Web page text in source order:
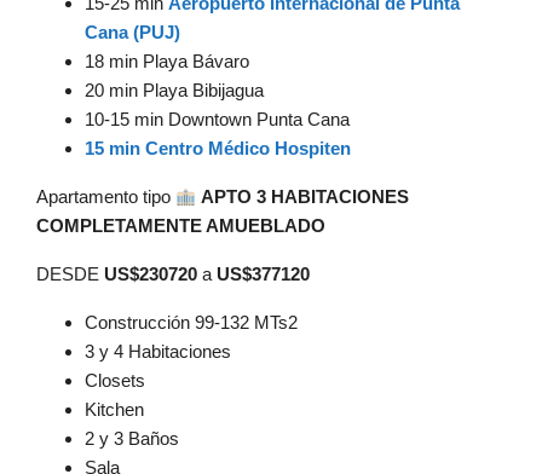
Cana (PUJ)
18 min Playa Bávaro
20 min Playa Bibijagua
10-15 min Downtown Punta Cana
15 min Centro Médico Hospiten
Apartamento tipo
APTO 3 HABITACIONES
COMPLETAMENTE AMUEBLADO
DESDE US$230720 a US$377120
Construcción 99-132 MTs2
3 y 4 Habitaciones
Closets
Kitchen
2 y 3 Baños
Sala